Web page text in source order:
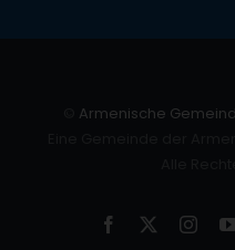
Armenische
Facebook